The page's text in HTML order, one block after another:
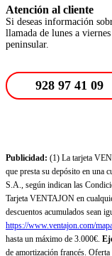
Atención al cliente
Si deseas información
llamada de lunes a
peninsular.
928 97 41 09
Publicidad: (1) La tarjeta
que presta su depósito en una
S.A., según indican las
Tarjeta VENTAJON en
descuentos acumulados sean
https://www.ventajon.com/
hasta un máximo de 3.000€.
de amortización francés.